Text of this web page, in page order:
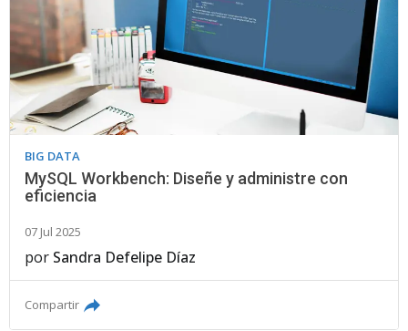
BIG DATA
MySQL Workbench: Diseñe y administre con
eficiencia
07 Jul 2025
por Sandra Defelipe Díaz
Compartir